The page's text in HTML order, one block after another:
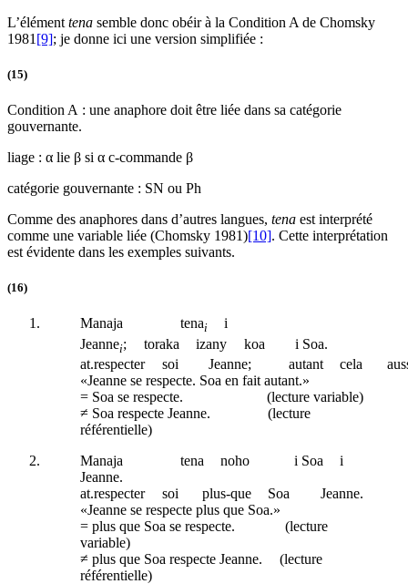
L’élément tena semble donc obéir à la Condition A de Chomsky
1981 [9]; je donne ici une version simplifiée :
(15)
Condition A : une anaphore doit être liée dans sa catégorie
gouvernante.
liage : α lie β si α c-commande β
catégorie gouvernante : SN ou Ph
Comme des anaphores dans d’autres langues, tena est interprété
comme une variable liée (Chomsky 1981)[10]. Cette interprétation
est évidente dans les exemples suivants.
(16)
Manaja tenai
i
Jeannei; toraka izany koa
i Soa.
at.respecter soi Jeanne; autant cela
«Jeanne se respecte. Soa en fait autant.»
= Soa se respecte.
(lecture variable)
≠ Soa respecte Jeanne.
(lecture
référentielle)
Manaja
tena noho i Soa
i
Jeanne.
at.respecter soi plus-que Soa
Jeanne.
«Jeanne se respecte plus que Soa.»
= plus que Soa se respecte.
(lecture
variable)
≠ plus que Soa respecte Jeanne.
(lecture
référentielle)